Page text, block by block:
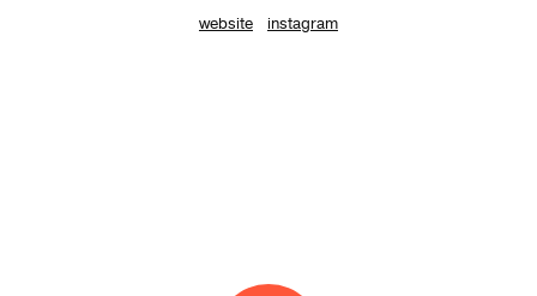
website instagram